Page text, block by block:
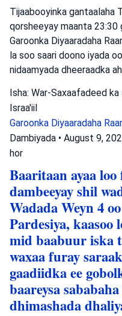
Tijaabooyinka gantaalaha
qorsheeyay maanta 23:30
Garoonka Diyaaradaha
la soo saari doono iyada
nidaamyada dheeraadka
Isha: War-Saxaafadeed
Israa'iil
Garoonka Diyaaradaha
Dambiyada • August 9,
hor
Baaritaan ayaa
dambeeyay shil
Wadada Weyn 4
Pardesiya, kaasoo
mid baabuur iska
waxaa furay
gaadiidka ee
baareysa
dhimashada